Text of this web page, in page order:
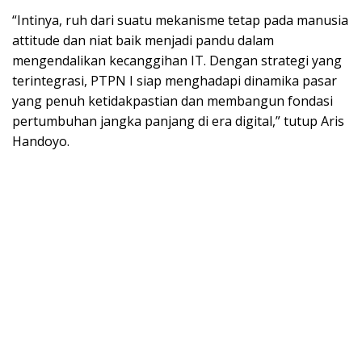
“Intinya, ruh dari suatu mekanisme tetap pada manusia
attitude dan niat baik menjadi pandu dalam
mengendalikan kecanggihan IT. Dengan strategi yang
terintegrasi, PTPN I siap menghadapi dinamika pasar
yang penuh ketidakpastian dan membangun fondasi
pertumbuhan jangka panjang di era digital,” tutup Aris
Handoyo.